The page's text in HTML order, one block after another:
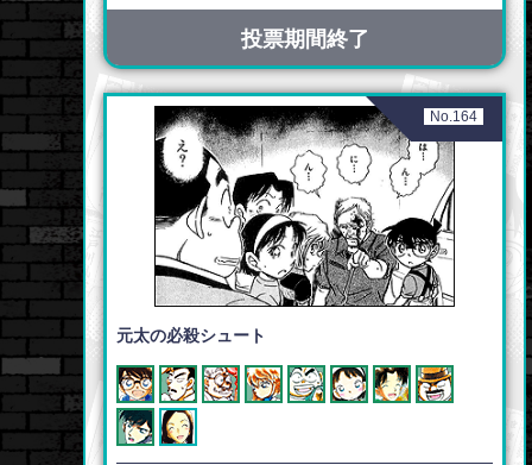
投票期間終了
No.164
元太の必殺シュート